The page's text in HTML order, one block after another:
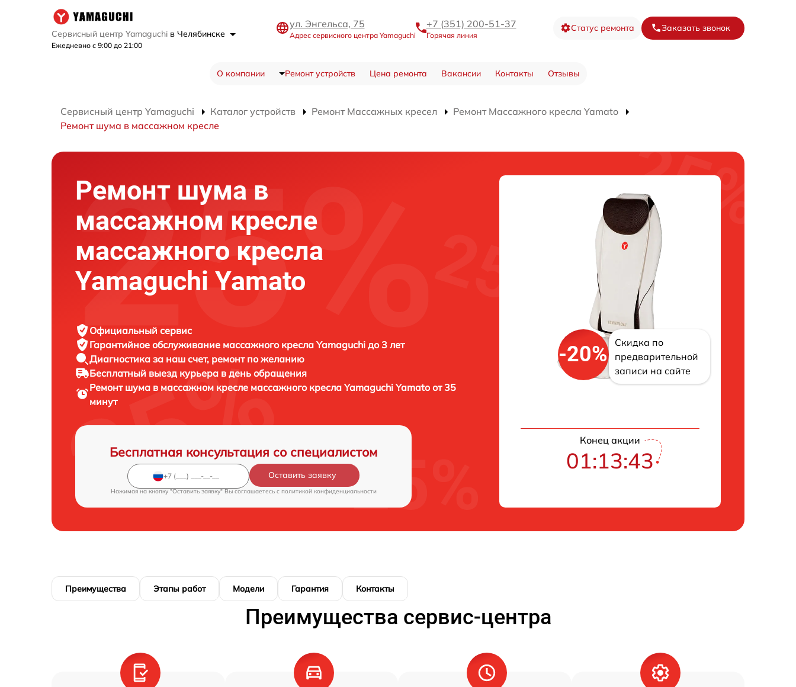
Сервисный центр Yamaguchi в Челябинске
Ежедневно с 9:00 до 21:00
ул. Энгельса, 75
Адрес сервисного центра Yamaguchi
+7 (351) 200-51-37
Горячая линия
Статус ремонта Заказать звонок
О компании Ремонт устройств Цена ремонта Вакансии Контакты Отзывы
Сервисный центр Yamaguchi Каталог устройств Ремонт Массажных кресел
Ремонт Массажного кресла Yamato
Ремонт шума в массажном кресле
Ремонт шума в
массажном кресле
массажного кресла
Yamaguchi Yamato
Официальный сервис
Гарантийное обслуживание массажного кресла Yamaguchi до 3 лет
Диагностика за наш счет, ремонт по желанию
Бесплатный выезд курьера в день обращения
Ремонт шума в массажном кресле массажного креслаYamaguchi Yamato от 35
минут
Бесплатная консультация со специалистом
Оставить заявку
Нажимая на кнопку "Оставить заявку" Вы соглашаетесь c политикой конфиденциальности
-20%
Скидка по
предварительной
записи на сайте
Конец акции
01:13:42
Преимущества Этапы работ Модели Гарантия Контакты
Преимущества сервис-центра